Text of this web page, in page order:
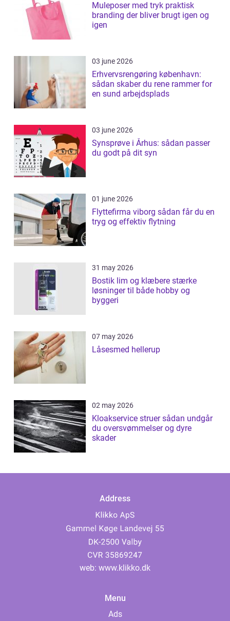
Muleposer med tryk praktisk
branding der bliver brugt igen og
igen
03 june 2026
Erhvervsrengøring københavn:
sådan skaber du rene rammer for
en sund arbejdsplads
03 june 2026
Synsprøve i Århus: sådan passer
du godt på dit syn
01 june 2026
Flyttefirma viborg sådan får du en
tryg og effektiv flytning
31 may 2026
Bostik lim og klæbere stærke
løsninger til både hobby og
byggeri
07 may 2026
Låsesmed hellerup
02 may 2026
Kloakservice struer sådan undgår
du oversvømmelser og dyre
skader
Address
web: www.klikko.dk
Menu
Ads